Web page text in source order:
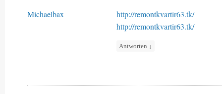
Michaelbax
http://remontkvartir63.tk/
http://remontkvartir63.tk/
Antworten ↓